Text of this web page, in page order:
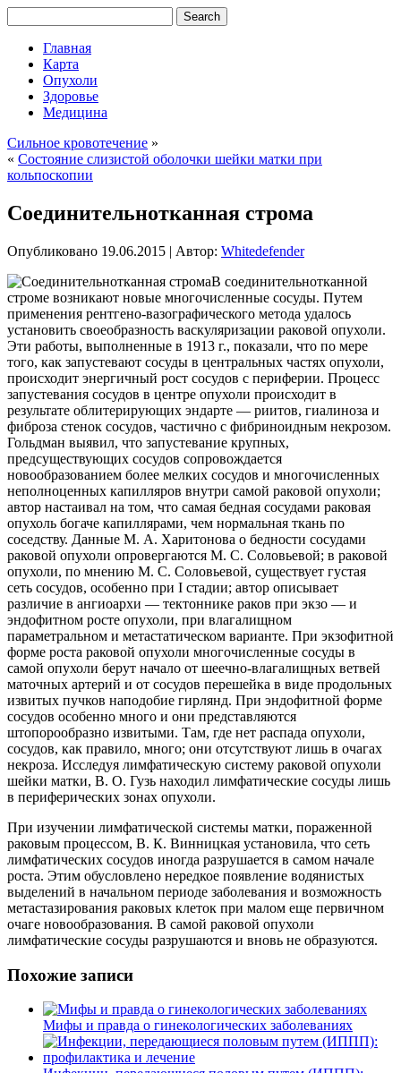
Главная
Карта
Опухоли
Здоровье
Медицина
Сильное кровотечение »
« Состояние слизистой оболочки шейки матки при
кольпоскопии
Соединительнотканная строма
Опубликовано 19.06.2015 | Автор: Whitedefender
В соединительнотканной
строме возникают новые многочисленные сосуды. Путем
применения рентгено-вазографического метода удалось
установить своеобразность васкуляризации раковой опухоли.
Эти работы, выполненные в 1913 г., показали, что по мере
того, как запустевают сосуды в центральных частях опухоли,
происходит энергичный рост сосудов с периферии. Процесс
запустевания сосудов в центре опухоли происходит в
результате облитерирующих эндарте — риитов, гиалиноза и
фиброза стенок сосудов, частично с фибриноидным некрозом.
Гольдман выявил, что запустевание крупных,
предсуществующих сосудов сопровождается
новообразованием более мелких сосудов и многочисленных
неполноценных капилляров внутри самой раковой опухоли;
автор настаивал на том, что самая бедная сосудами раковая
опухоль богаче капиллярами, чем нормальная ткань по
соседству. Данные М. А. Харитонова о бедности сосудами
раковой опухоли опровергаются М. С. Соловьевой; в раковой
опухоли, по мнению М. С. Соловьевой, существует густая
сеть сосудов, особенно при I стадии; автор описывает
различие в ангиоархи — тектоннике раков при экзо — и
эндофитном росте опухоли, при влагалищном
параметральном и метастатическом варианте. При экзофитной
форме роста раковой опухоли многочисленные сосуды в
самой опухоли берут начало от шеечно-влагалищных ветвей
маточных артерий и от сосудов перешейка в виде продольных
извитых пучков наподобие гирлянд. При эндофитной форме
сосудов особенно много и они представляются
штопорообразно извитыми. Там, где нет распада опухоли,
сосудов, как правило, много; они отсутствуют лишь в очагах
некроза. Исследуя лимфатическую систему раковой опухоли
шейки матки, В. О. Гузь находил лимфатические сосуды лишь
в периферических зонах опухоли.
При изучении лимфатической системы матки, пораженной
раковым процессом, В. К. Винницкая установила, что сеть
лимфатических сосудов иногда разрушается в самом начале
роста. Этим обусловлено нередкое появление водянистых
выделений в начальном периоде заболевания и возможность
метастазирования раковых клеток при малом еще первичном
очаге новообразования. В самой раковой опухоли
лимфатические сосуды разрушаются и вновь не образуются.
Похожие записи
Мифы и правда о гинекологических заболеваниях